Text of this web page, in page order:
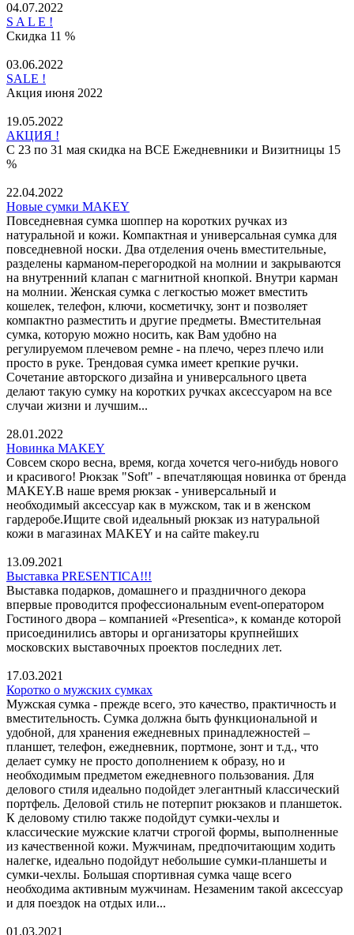
04.07.2022
S A L E !
Скидка 11 %
03.06.2022
SALE !
Акция июня 2022
19.05.2022
АКЦИЯ !
С 23 по 31 мая скидка на ВСЕ Ежедневники и Визитницы 15
%
22.04.2022
Новые сумки MAKEY
Повседневная сумка шоппер на коротких ручках из
натуральной и кожи. Компактная и универсальная сумка для
повседневной носки. Два отделения очень вместительные,
разделены карманом-перегородкой на молнии и закрываются
на внутренний клапан с магнитной кнопкой. Внутри карман
на молнии. Женская сумка с легкостью может вместить
кошелек, телефон, ключи, косметичку, зонт и позволяет
компактно разместить и другие предметы. Вместительная
сумка, которую можно носить, как Вам удобно на
регулируемом плечевом ремне - на плечо, через плечо или
просто в руке. Трендовая сумка имеет крепкие ручки.
Сочетание авторского дизайна и универсального цвета
делают такую сумку на коротких ручках аксессуаром на все
случаи жизни и лучшим...
28.01.2022
Новинка MAKEY
Совсем скоро весна, время, когда хочется чего-нибудь нового
и красивого! Рюкзак "Soft" - впечатляющая новинка от бренда
MAKEY.В наше время рюкзак - универсальный и
необходимый аксессуар как в мужском, так и в женском
гардеробе.Ищите свой идеальный рюкзак из натуральной
кожи в магазинах MAKEY и на сайте makey.ru
13.09.2021
Выставка PRESENTICA!!!
Выставка подарков, домашнего и праздничного декора
впервые проводится профессиональным event-оператором
Гостиного двора – компанией «Presentica», к команде которой
присоединились авторы и организаторы крупнейших
московских выставочных проектов последних лет.
17.03.2021
Коротко о мужских сумках
Мужская сумка - прежде всего, это качество, практичность и
вместительность. Сумка должна быть функциональной и
удобной, для хранения ежедневных принадлежностей –
планшет, телефон, ежедневник, портмоне, зонт и т.д., что
делает сумку не просто дополнением к образу, но и
необходимым предметом ежедневного пользования. Для
делового стиля идеально подойдет элегантный классический
портфель. Деловой стиль не потерпит рюкзаков и планшеток.
К деловому стилю также подойдут сумки-чехлы и
классические мужские клатчи строгой формы, выполненные
из качественной кожи. Мужчинам, предпочитающим ходить
налегке, идеально подойдут небольшие сумки-планшеты и
сумки-чехлы. Большая спортивная сумка чаще всего
необходима активным мужчинам. Незаменим такой аксессуар
и для поездок на отдых или...
01.03.2021